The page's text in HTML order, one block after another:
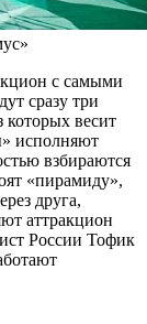
с самыми
сразу три
весит
исполняют
взбираются
«пирамиду»,
друга,
аттракцион
России Тофик